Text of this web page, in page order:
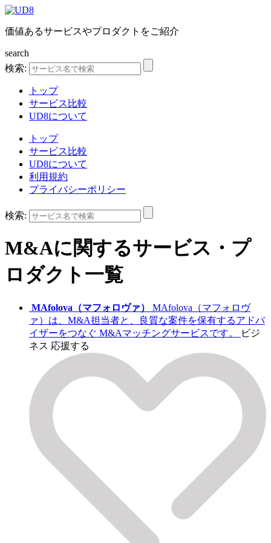
価値あるサービスやプロダクトをご紹介
search
検索:
トップ
サービス比較
UD8について
トップ
サービス比較
UD8について
利用規約
プライバシーポリシー
検索:
M&Aに関するサービス・プ
ロダクト一覧
MAfolova（マフォロヴァ）
MAfolova（マフォロヴ
ァ）は、M&A担当者と、良質な案件を保有するアドバ
イザーをつなぐ M&Aマッチングサービスです。
ビジ
ネス 応援する